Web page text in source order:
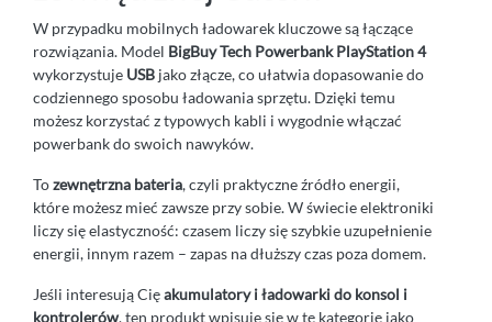
W przypadku mobilnych ładowarek kluczowe są łączące
rozwiązania. Model BigBuy Tech Powerbank PlayStation 4
wykorzystuje USB jako złącze, co ułatwia dopasowanie do
codziennego sposobu ładowania sprzętu. Dzięki temu
możesz korzystać z typowych kabli i wygodnie włączać
powerbank do swoich nawyków.
Tozewnętrzna bateria, czyli praktyczne źródło energii,
które możesz mieć zawsze przy sobie. W świecie elektroniki
liczy się elastyczność: czasem liczy się szybkie uzupełnienie
energii, innym razem – zapas na dłuższy czas poza domem.
Jeśli interesują Cięakumulatory i ładowarki do konsol i
kontrolerów, ten produkt wpisuje się w tę kategorię jako